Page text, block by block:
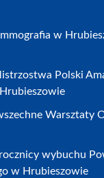
w
Polski
Warsztaty
wybuchu
w Hrubieszowie